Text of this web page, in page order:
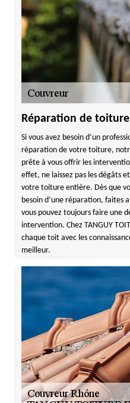
Réparation de toiture
Si vous avez besoin d’un
réparation de votre toiture,
prête à vous offrir les
effet, ne laissez pas les dégâts
votre toiture entière. Dès que
besoin d’une réparation, faites
vous pouvez toujours faire une
intervention. Chez TANGUY
chaque toit avec les
meilleur.